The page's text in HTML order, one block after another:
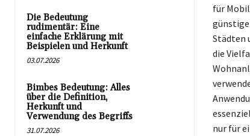
Die Bedeutung
rudimentär: Eine
einfache Erklärung mit
Beispielen und Herkunft
03.07.2026
Bimbes Bedeutung: Alles
über die Definition,
Herkunft und
Verwendung des Begriffs
31.07.2026
für
Städten
die
nur für